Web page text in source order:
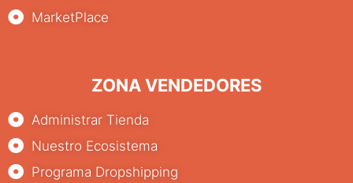
MarketPlace
ZONA VENDEDORES
Administrar Tienda
Nuestro Ecosistema
Programa Dropshipping